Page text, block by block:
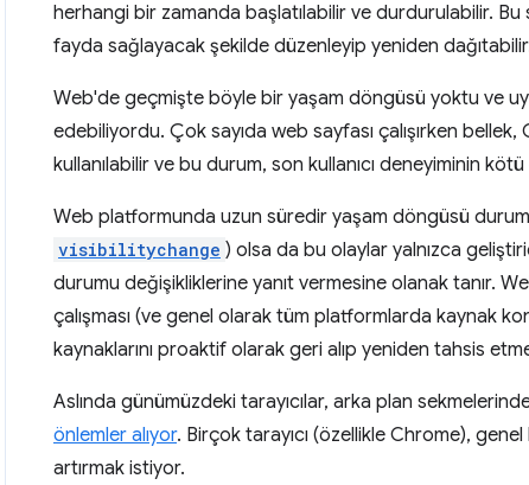
herhangi bir zamanda başlatılabilir ve durdurulabilir. Bu
fayda sağlayacak şekilde düzenleyip yeniden
Web'de geçmişte böyle bir yaşam döngüsü yoktu ve
edebiliyordu. Çok sayıda web sayfası çalışırken bellek,
kullanılabilir ve bu durum, son kullanıcı deneyiminin
Web platformunda uzun süredir yaşam döngüsü
visibilitychange ) olsa da bu olaylar yalnızca
durumu değişikliklerine yanıt vermesine olanak tanır.
çalışması (ve genel olarak tüm platformlarda kaynak
kaynaklarını proaktif olarak geri alıp yeniden tahsis
Aslında günümüzdeki tarayıcılar, arka plan
önlemler alıyor. Birçok tarayıcı (özellikle Chrome),
artırmak istiyor.